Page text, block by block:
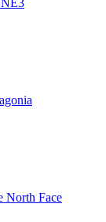
North Face